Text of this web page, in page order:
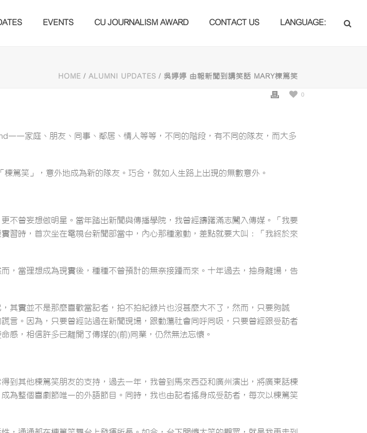
EVENTS CU JOURNALISM AWARD CONTACT US LANGUAGE:
HOME / ALUMNI UPDATES / 吳婷婷 由報新聞到講笑話 MARY棟篤笑
0
家庭、朋友、同事、鄰居、情人等等，不同的階段，有不同的隊友，而大多
篤笑」，意外地成為新的隊友。巧合，就如人生路上出現的無數意外。
不曾妄想做明星。當年踏出新聞與傳播學院，我曾經躊躇滿志闖入傳媒。「我要
習時，首次坐在電視台新聞部當中，內心那種激動，差點就要大叫：「我終於來
，當理想成為現實後，種種不曾預計的無奈接踵而來。十年過去，抽身離場，告
其實並不是那麼喜歡當記者，拍不拍紀錄片也沒甚麼大不了，然而，只要夠誠
言。因為，只要曾經站過在新聞現場，跟動蕩社會同呼同吸，只要曾經跟受訪者
感，相信許多已離開了傳媒的(前)同業，仍然無法忘懷。
到其他棟篤笑朋友的支持，過去一年，我曾到馬來西亞和廣州演出，將廣東話棟
為整個喜劇節唯一的外語節目。同時，我也由記者搖身成受訪者，每次以棟篤笑